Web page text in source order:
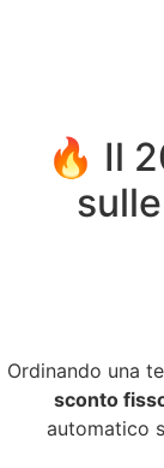
🔥 Il
Ordinando una
sconto
automatico